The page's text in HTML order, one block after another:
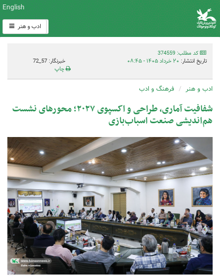
English
ادب و هنر
کد مطلب: 374559
تاریخ انتشار: ۲۰ خرداد ۱۴۰۵ - ۰۸:۴۵
خبرنگار: 57_72
چاپ
ادب و هنر فرهنگ و ادب
شفافیت آماری، طراحی و اکسپوی ۲۰۲۷؛ محورهای نشست
هم‌اندیشی صنعت اسباب‌بازی